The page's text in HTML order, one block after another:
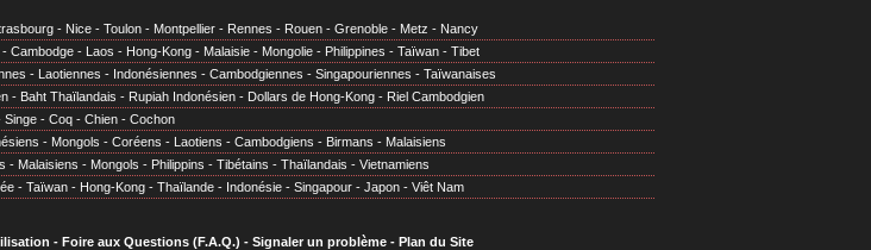
- Nice - Toulon - Montpellier - Rennes - Rouen - Grenoble - Metz - Nancy
- Cambodge - Laos - Hong-Kong - Malaisie - Mongolie - Philippines - Taïwan - Tibet
- Laotiennes - Indonésiennes - Cambodgiennes - Singapouriennes - Taïwanaises
- Baht Thaïlandais - Rupiah Indonésien - Dollars de Hong-Kong - Riel Cambodgien
Singe - Coq - Chien - Cochon
- Mongols - Coréens - Laotiens - Cambodgiens - Birmans - Malaisiens
- Malaisiens - Mongols - Philippins - Tibétains - Thaïlandais - Vietnamiens
- Taïwan - Hong-Kong - Thaïlande - Indonésie - Singapour - Japon - Viêt Nam
- Foire aux Questions (F.A.Q.) - Signaler un problème- Plan du Site